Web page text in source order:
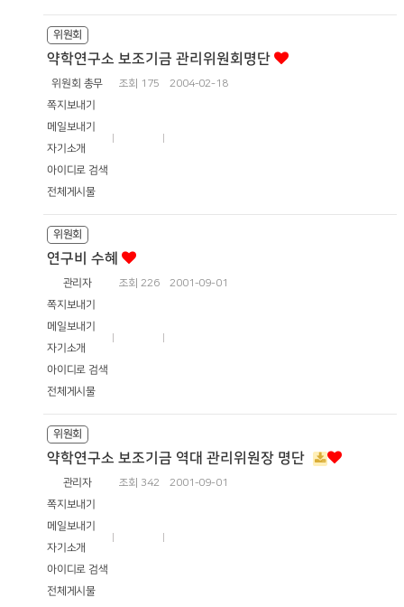
위원회
약학연구소 보조기금 관리위원회명단
위원회 총무
쪽지보내기
메일보내기
자기소개
아이디로 검색
전체게시물
조회 175 2004-02-18
위원회
연구비 수혜
관리자
쪽지보내기
메일보내기
자기소개
아이디로 검색
전체게시물
조회226 2001-09-01
위원회
약학연구소 보조기금 역대 관리위원장 명단
관리자
쪽지보내기
메일보내기
자기소개
아이디로 검색
전체게시물
조회 342 2001-09-01